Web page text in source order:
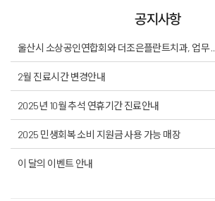
공지사항
울산시 소상공인연합회와 더조은플란트치과, 업무 ..
2월 진료시간 변경안내
2025년 10월 추석 연휴기간 진료안내
2025 민생회복 소비 지원금 사용 가능 매장
이 달의 이벤트 안내